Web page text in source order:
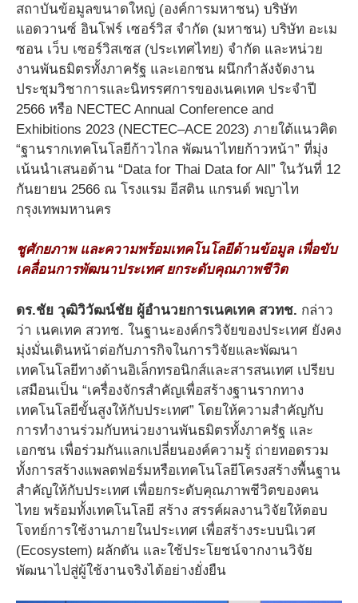
สถาบันข้อมูลขนาดใหญ่ (องค์การมหาชน) บริษัท
แอดวานซ์ อินโฟร์ เซอร์วิส จำกัด (มหาชน) บริษัท อะเม
ซอน เว็บ เซอร์วิสเซส (ประเทศไทย) จำกัด และหน่วย
งานพันธมิตรทั้งภาครัฐ และเอกชน ผนึกกำลังจัดงาน
ประชุมวิชาการและนิทรรศการของเนคเทค ประจำปี
2566 หรือ NECTEC Annual Conference and
Exhibitions 2023 (NECTEC–ACE 2023) ภายใต้แนวคิด
“ฐานรากเทคโนโลยีก้าวไกล พัฒนาไทยก้าวหน้า” ที่มุ่ง
เน้นนำเสนอด้าน “Data for Thai Data for All” ในวันที่ 12
กันยายน 2566 ณ โรงแรม อีสติน แกรนด์ พญาไท
กรุงเทพมหานคร
ชูศักยภาพ และความพร้อมเทคโนโลยีด้านข้อมูล เพื่อขับ
เคลื่อนการพัฒนาประเทศ ยกระดับคุณภาพชีวิต
ดร.ชัย วุฒิวิวัฒน์ชัย ผู้อำนวยการเนคเทค สวทช. กล่าว
ว่า เนคเทค สวทช. ในฐานะองค์กรวิจัยของประเทศ ยังคง
มุ่งมั่นเดินหน้าต่อกับภารกิจในการวิจัยและพัฒนา
เทคโนโลยีทางด้านอิเล็กทรอนิกส์และสารสนเทศ เปรียบ
เสมือนเป็น “เครื่องจักรสำคัญเพื่อสร้างฐานรากทาง
เทคโนโลยีขั้นสูงให้กับประเทศ” โดยให้ความสำคัญกับ
การทำงานร่วมกับหน่วยงานพันธมิตรทั้งภาครัฐ และ
เอกชน เพื่อร่วมกันแลกเปลี่ยนองค์ความรู้ ถ่ายทอดรวม
ทั้งการสร้างแพลตฟอร์มหรือเทคโนโลยีโครงสร้างพื้นฐาน
สำคัญให้กับประเทศ เพื่อยกระดับคุณภาพชีวิตของคน
ไทย พร้อมทั้งเทคโนโลยี สร้าง สรรค์ผลงานวิจัยให้ตอบ
โจทย์การใช้งานภายในประเทศ เพื่อสร้างระบบนิเวศ
(Ecosystem) ผลักดัน และใช้ประโยชน์จากงานวิจัย
พัฒนาไปสู่ผู้ใช้งานจริงได้อย่างยั่งยืน